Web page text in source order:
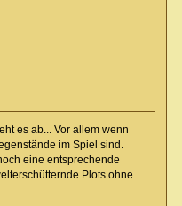
es ab... Vor allem wenn
im Spiel sind.
eine entsprechende
Plots ohne